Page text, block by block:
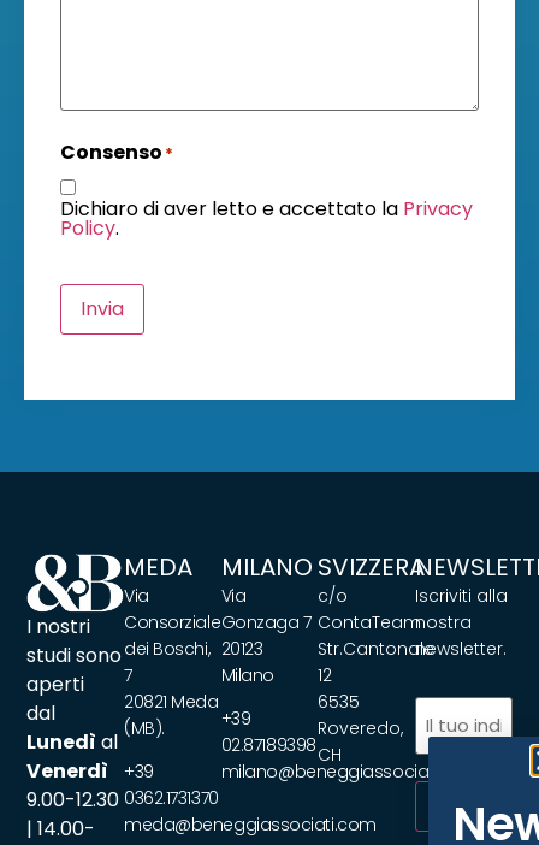
Consenso *
Dichiaro di aver letto e accettato la Privacy
Policy.
Invia
I nostri
studi sono
aperti
dal
Lunedì al
Venerdì
9.00-12.30
| 14.00-
MEDA
Via
Consorziale
dei Boschi,
7
20821 Meda
(MB).
+39
0362.1731370
meda@beneggiassociati.com
MILANO
Via
Gonzaga 7
20123
Milano
+39
02.87189398
milano@beneggiassociati.com
SVIZZERA
c/o
ContaTeam
Str.Cantonale
12
6535
Roveredo,
CH
Iscriviti alla
nostra
newsletter.
Email
ISCRIVITI